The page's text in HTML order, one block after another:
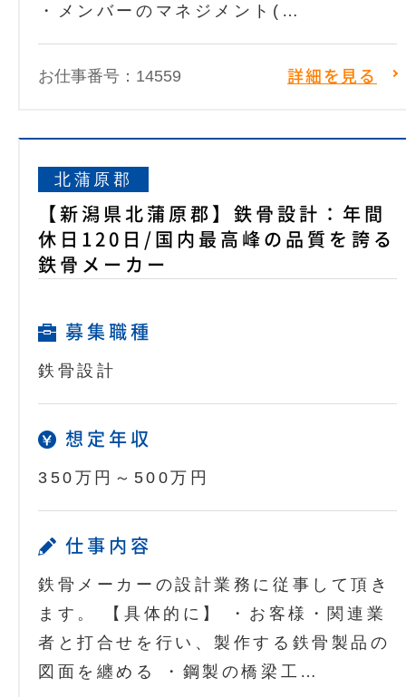
・メンバーのマネジメント(…
お仕事番号：14559 詳細を見る
北蒲原郡
【新潟県北蒲原郡】鉄骨設計：年間
休日120日/国内最高峰の品質を誇る
鉄骨メーカー
募集職種
鉄骨設計
想定年収
350万円～500万円
仕事内容
鉄骨メーカーの設計業務に従事して頂き
ます。 【具体的に】 ・お客様・関連業
者と打合せを行い、製作する鉄骨製品の
図面を纏める ・鋼製の橋梁工…